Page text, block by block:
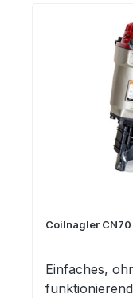
Coilnagler CN70
Einfaches,